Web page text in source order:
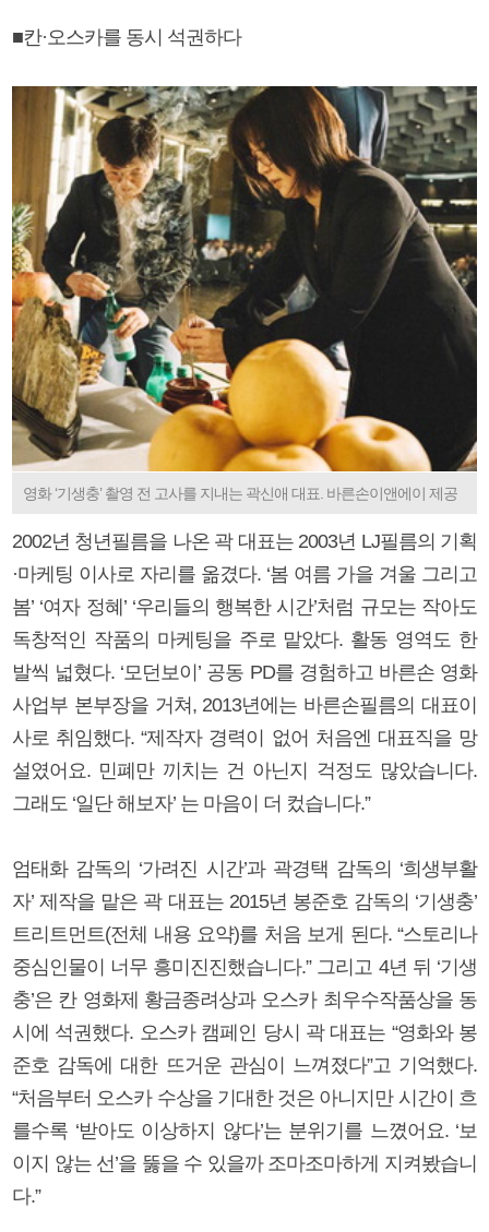
■칸·오스카를 동시 석권하다
영화 ‘기생충’ 촬영 전 고사를 지내는 곽신애 대표. 바른손이앤에이 제공
2002년 청년필름을 나온 곽 대표는 2003년 LJ필름의 기획
·마케팅 이사로 자리를 옮겼다. ‘봄 여름 가을 겨울 그리고
봄’ ‘여자 정혜’ ‘우리들의 행복한 시간’처럼 규모는 작아도
독창적인 작품의 마케팅을 주로 맡았다. 활동 영역도 한
발씩 넓혔다. ‘모던보이’ 공동 PD를 경험하고 바른손 영화
사업부 본부장을 거쳐, 2013년에는 바른손필름의 대표이
사로 취임했다. “제작자 경력이 없어 처음엔 대표직을 망
설였어요. 민폐만 끼치는 건 아닌지 걱정도 많았습니다.
그래도 ‘일단 해보자’ 는 마음이 더 컸습니다.”
엄태화 감독의 ‘가려진 시간’과 곽경택 감독의 ‘희생부활
자’ 제작을 맡은 곽 대표는 2015년 봉준호 감독의 ‘기생충’
트리트먼트(전체 내용 요약)를 처음 보게 된다. “스토리나
중심인물이 너무 흥미진진했습니다.” 그리고 4년 뒤 ‘기생
충’은 칸 영화제 황금종려상과 오스카 최우수작품상을 동
시에 석권했다. 오스카 캠페인 당시 곽 대표는 “영화와 봉
준호 감독에 대한 뜨거운 관심이 느껴졌다”고 기억했다.
“처음부터 오스카 수상을 기대한 것은 아니지만 시간이 흐
를수록 ‘받아도 이상하지 않다’는 분위기를 느꼈어요. ‘보
이지 않는 선’을 뚫을 수 있을까 조마조마하게 지켜봤습니
다.”